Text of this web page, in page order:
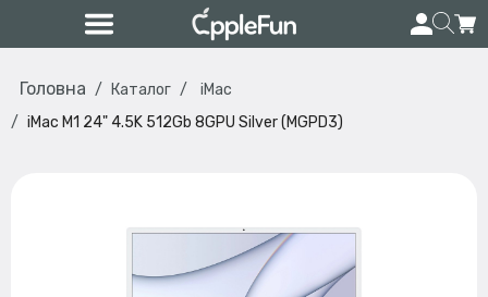
Головна Каталог
iMac
iMac M1 24" 4.5K 512Gb 8GPU Silver (MGPD3)